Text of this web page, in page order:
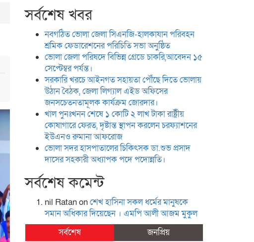
সর্বশেষ খবর
নবগঠিত ভোলা জেলা সিএনজি-হালকাযান পরিবহন
শ্রমিক ফেডারেশনের পরিচিতি সভা অনুষ্ঠিত
ভোলা জেলা পরিষদে বিভিন্ন গ্রেডে চাকরি,আবেদন ১৫
সেপ্টেম্বর পর্যন্ত।
সরকারি খরচে আইনগত সহায়তা পৌঁছে দিতে ভোলায়
উঠান বৈঠক, জেলা লিগ্যাল এইড অফিসের
জনসচেতনতামূলক কার্যক্রম জোরদার।
খাল পুনঃখনন শেষে ১ কোটি ২ লাখ টাকা রাষ্ট্রীয়
কোষাগারে ফেরত, দৃষ্টান্ত স্থাপন করলেন চরফ্যাশনের
ইউএনও রুমানা আফরোজ
ভোলা সদর হাসপাতালের চিকিৎসক ডা.শুভ প্রসাদ
দাসের সহকারী অধ্যাপক পদে পদোন্নতি।
সর্বশেষ কমেন্ট
nil Ratanonশেখ হা‌সিনা সকল ধ‌র্মের মানু‌ষকে
সমান অ‌ধিকার দি‌য়ে‌ছেন । এম‌পি আলী আজম মুকুল
সর্বশেষ
জনপ্রিয়